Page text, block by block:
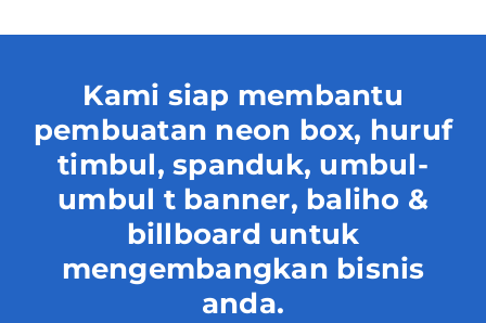
Kami siap membantu
pembuatan neon box, huruf
timbul, spanduk, umbul-
umbul t banner, baliho &
billboard untuk
mengembangkan bisnis
anda.